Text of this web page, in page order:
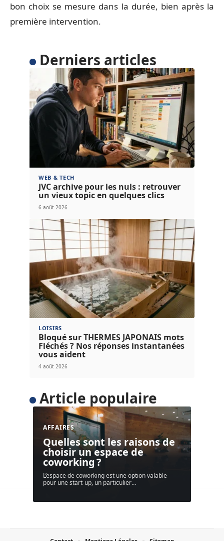
bon choix se mesure dans la durée, bien après la
première intervention.
Derniers articles
WEB & TECH
JVC archive pour les nuls : retrouver
un vieux topic en quelques clics
6 août 2026
LOISIRS
Bloqué sur THERMES JAPONAIS mots
Fléchés ? Nos réponses instantanées
vous aident
4 août 2026
Article populaire
AFFAIRES
Quelles sont les raisons de
choisir un espace de
coworking ?
L’espace de coworking est une option valable
pour une start-up, un particulier…